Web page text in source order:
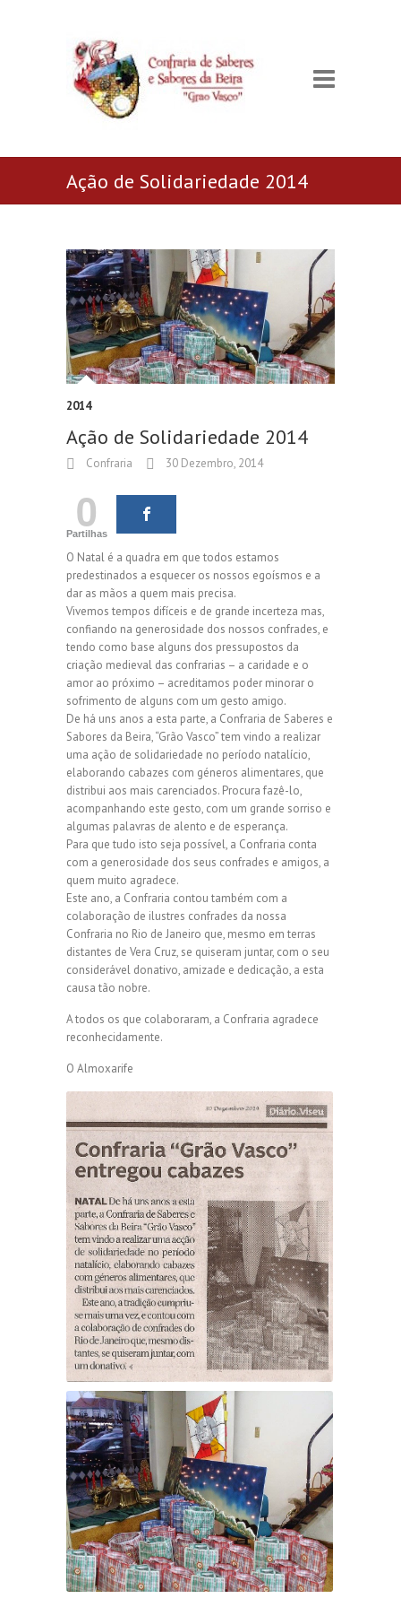
Ação de Solidariedade 2014
2014
Ação de Solidariedade 2014
Confraria 30 Dezembro, 2014
0
Partilhas
O Natal é a quadra em que todos estamos
predestinados a esquecer os nossos egoísmos e a
dar as mãos a quem mais precisa.
Vivemos tempos difíceis e de grande incerteza mas,
confiando na generosidade dos nossos confrades, e
tendo como base alguns dos pressupostos da
criação medieval das confrarias – a caridade e o
amor ao próximo – acreditamos poder minorar o
sofrimento de alguns com um gesto amigo.
De há uns anos a esta parte, a Confraria de Saberes e
Sabores da Beira, “Grão Vasco” tem vindo a realizar
uma ação de solidariedade no período natalício,
elaborando cabazes com géneros alimentares, que
distribui aos mais carenciados. Procura fazê-lo,
acompanhando este gesto, com um grande sorriso e
algumas palavras de alento e de esperança.
Para que tudo isto seja possível, a Confraria conta
com a generosidade dos seus confrades e amigos, a
quem muito agradece.
Este ano, a Confraria contou também com a
colaboração de ilustres confrades da nossa
Confraria no Rio de Janeiro que, mesmo em terras
distantes de Vera Cruz, se quiseram juntar, com o seu
considerável donativo, amizade e dedicação, a esta
causa tão nobre.
A todos os que colaboraram, a Confraria agradece
reconhecidamente.
O Almoxarife